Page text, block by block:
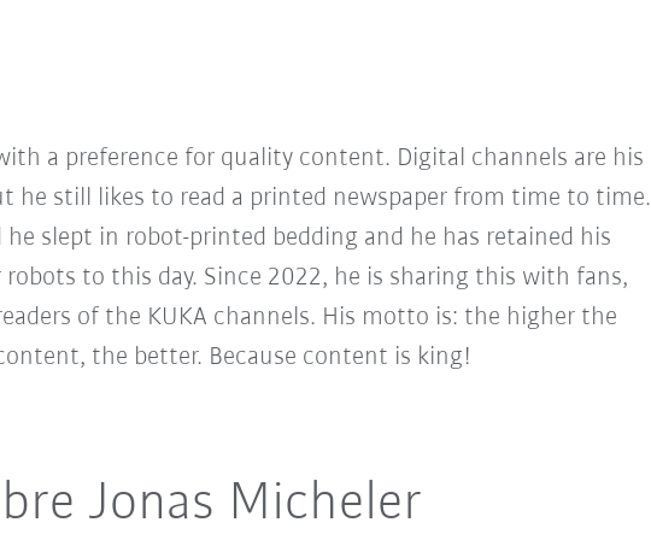
a preference for quality content. Digital channels are his
he still likes to read a printed newspaper from time to time.
he slept in robot-printed bedding and he has retained his
to this day. Since 2022, he is sharing this with fans,
of the KUKA channels. His motto is: the higher the
the better. Because content is king!
Jonas Micheler